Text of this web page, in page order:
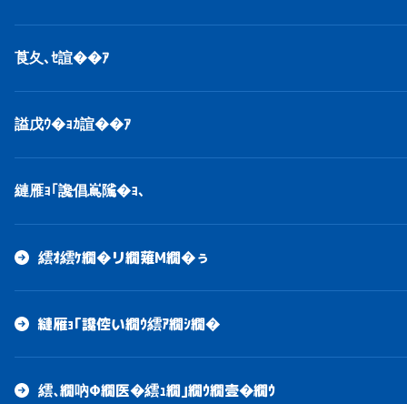
莨夂､ｾ諠��ｱ
謚戊ｳ�ｮｶ諠��ｱ
縺雁ｮ｢讒倡嶌隲�ｮ､
繧ｵ繧ｹ繝�リ繝薙Μ繝�ぅ
縺雁ｮ｢讒倥い繝ｳ繧ｱ繝ｼ繝�
繧､繝吶Φ繝医�繧ｭ繝｣繝ｳ繝壹�繝ｳ